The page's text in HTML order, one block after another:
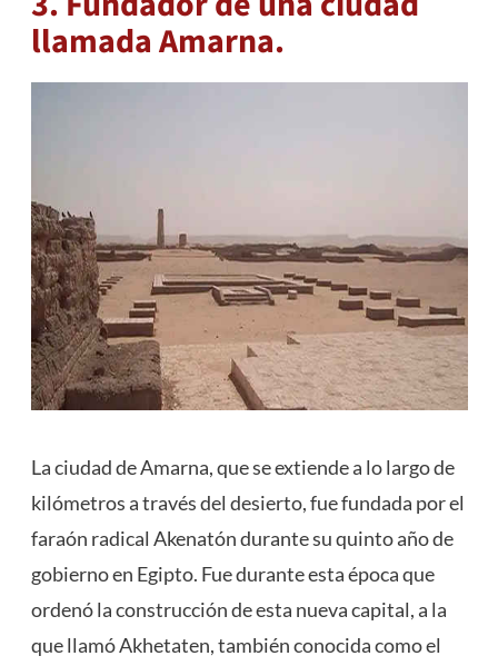
llamada Amarna.
La ciudad de Amarna, que se extiende a lo largo de
kilómetros a través del desierto, fue fundada por el
faraón radical Akenatón durante su quinto año de
gobierno en Egipto. Fue durante esta época que
ordenó la construcción de esta nueva capital, a la
que llamó Akhetaten, también conocida como el